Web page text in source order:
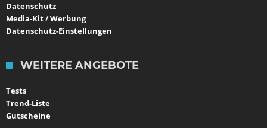
Datenschutz
Media-Kit / Werbung
Datenschutz-Einstellungen
WEITERE ANGEBOTE
Tests
Trend-Liste
Gutscheine